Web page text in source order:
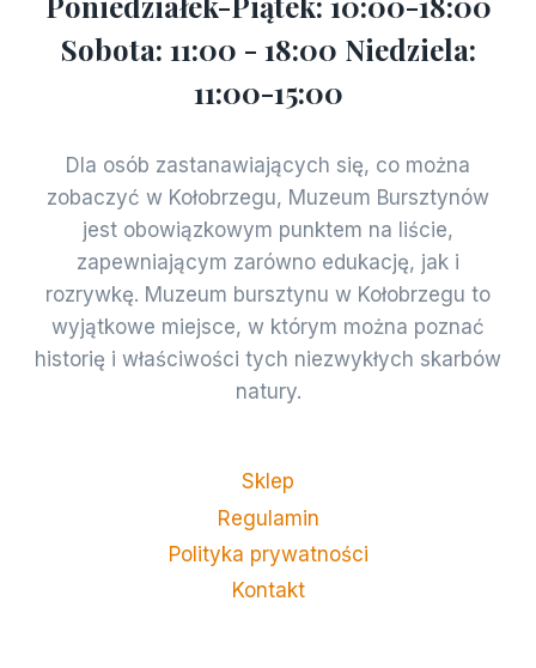
Sobota: 11:00 - 18:00 Niedziela:
11:00-15:00
Dla osób zastanawiających się, co można
zobaczyć w Kołobrzegu, Muzeum Bursztynów
jest obowiązkowym punktem na liście,
zapewniającym zarówno edukację, jak i
rozrywkę. Muzeum bursztynu w Kołobrzegu to
wyjątkowe miejsce, w którym można poznać
historię i właściwości tych niezwykłych skarbów
natury.
Sklep
Regulamin
Polityka prywatności
Kontakt